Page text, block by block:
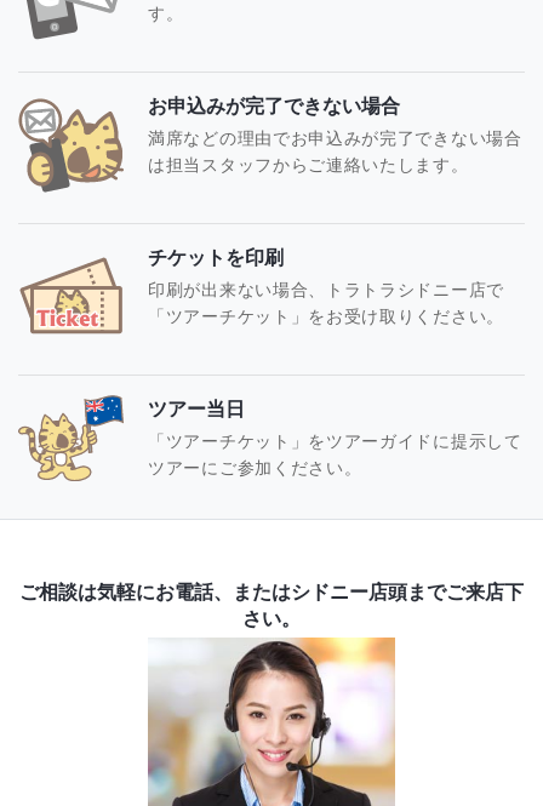
す。
お申込みが完了できない場合
満席などの理由でお申込みが完了できない場合
は担当スタッフからご連絡いたします。
チケットを印刷
印刷が出来ない場合、トラトラシドニー店で
「ツアーチケット」をお受け取りください。
ツアー当日
「ツアーチケット」をツアーガイドに提示して
ツアーにご参加ください。
ご相談は気軽にお電話、またはシドニー店頭までご来店下
さい。